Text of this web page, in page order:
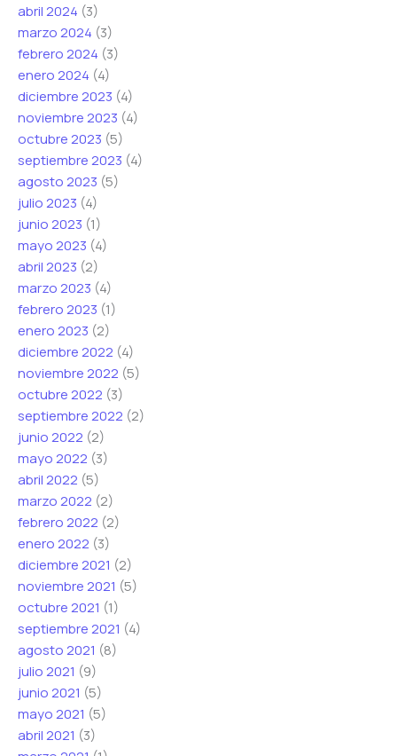
abril 2024 (3)
marzo 2024 (3)
febrero 2024 (3)
enero 2024 (4)
diciembre 2023 (4)
noviembre 2023 (4)
octubre 2023 (5)
septiembre 2023 (4)
agosto 2023 (5)
julio 2023 (4)
junio 2023 (1)
mayo 2023 (4)
abril 2023 (2)
marzo 2023 (4)
febrero 2023 (1)
enero 2023 (2)
diciembre 2022 (4)
noviembre 2022 (5)
octubre 2022 (3)
septiembre 2022 (2)
junio 2022 (2)
mayo 2022 (3)
abril 2022 (5)
marzo 2022 (2)
febrero 2022 (2)
enero 2022 (3)
diciembre 2021 (2)
noviembre 2021 (5)
octubre 2021 (1)
septiembre 2021 (4)
agosto 2021 (8)
julio 2021 (9)
junio 2021 (5)
mayo 2021 (5)
abril 2021 (3)